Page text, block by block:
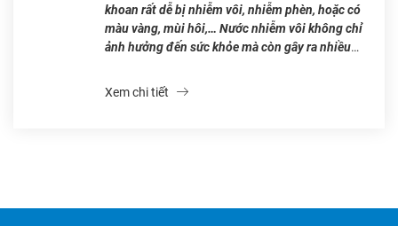
khoan rất dễ bị nhiễm vôi, nhiễm phèn, hoặc có
màu vàng, mùi hôi,… Nước nhiễm vôi không chỉ
ảnh hưởng đến sức khỏe mà còn gây ra nhiều
Xem chi tiết